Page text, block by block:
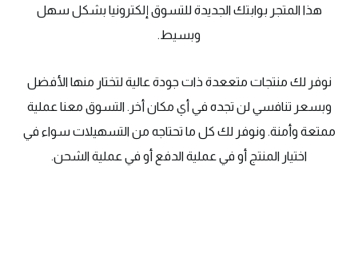
هذا المتجر بوابتك الجديدة للتسوق إلكترونيا بشكل سهل
وبسيط.
نوفر لك منتجات متععدة ذات جودة عالية لتختار منها الأفضل
وبسعر تنافسي لن تجده في أي مكان أخر. التسوق معنا عملية
ممتعة وأمنة. ونوفر لك كل ما تحتاجه من التسهيلات سواء في
اختيار المنتج أو في عملية الدفع أو في عملية الشحن.